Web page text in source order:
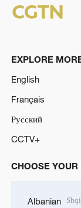
EXPLORE
English
Français
Русский
CCTV+
CHOOSE YOUR
Albanian